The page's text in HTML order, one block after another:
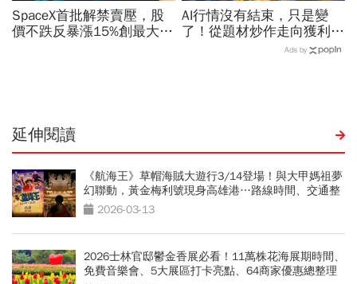
SpaceX首批解禁賣壓，股
價不跌反暴漲15%創最大漲
AI行情沒有結束，只是變
了！從題材炒作走向獲利驗
證，防禦型配置成關鍵
Ads by
延伸閱讀
《航海王》草帽海賊大遊行3/14登場！與大甲媽祖夢
幻聯動，黃金梅利號現身高雄港…路線時間、交通整
理 2026-03-13
2026士林官邸鬱金香展必看！11萬株花海展期時間、
免費音樂會、5大展區打卡亮點、64商家優惠總整理